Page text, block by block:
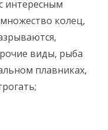
интересным
колец,
виды, рыба
плавниках,